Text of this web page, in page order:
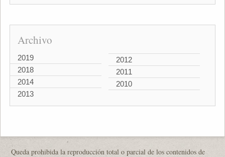
Archivo
2019
2018
2014
2013
2012
2011
2010
Queda prohibida la reproducción total o parcial de los contenidos de